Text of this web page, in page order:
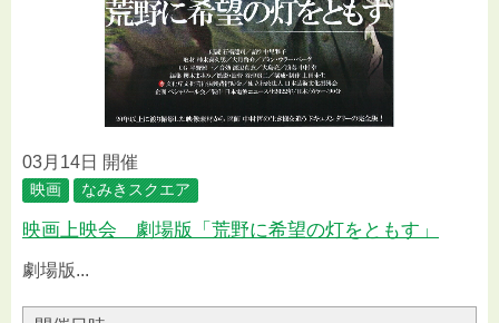
03月14日 開催
映画 なみきスクエア
映画上映会 劇場版「荒野に希望の灯をともす」
劇場版...